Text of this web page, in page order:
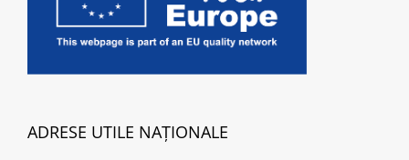
ADRESE UTILE NAȚIONALE